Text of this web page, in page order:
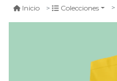
Inicio Colecciones